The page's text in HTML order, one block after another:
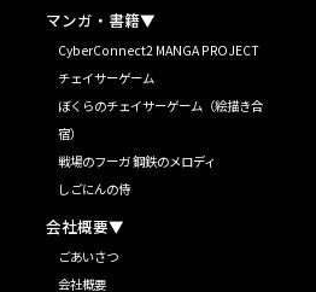
マンガ・書籍▼
CyberConnect2 MANGA PROJECT
チェイサーゲーム
ぼくらのチェイサーゲーム（絵描き合
宿）
戦場のフーガ 鋼鉄のメロディ
しごにんの侍
会社概要▼
ごあいさつ
会社概要